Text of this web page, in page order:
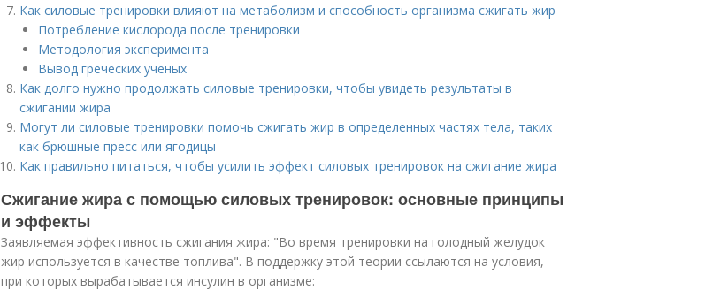
Как силовые тренировки влияют на метаболизм и способность организма сжигать жир
Потребление кислорода после тренировки
Методология эксперимента
Вывод греческих ученых
Как долго нужно продолжать силовые тренировки, чтобы увидеть результаты в
сжигании жира
Могут ли силовые тренировки помочь сжигать жир в определенных частях тела, таких
как брюшные пресс или ягодицы
Как правильно питаться, чтобы усилить эффект силовых тренировок на сжигание жира
Сжигание жира с помощью силовых тренировок: основные принципы
и эффекты
Заявляемая эффективность сжигания жира: "Во время тренировки на голодный желудок
жир используется в качестве топлива". В поддержку этой теории ссылаются на условия,
при которых вырабатывается инсулин в организме: